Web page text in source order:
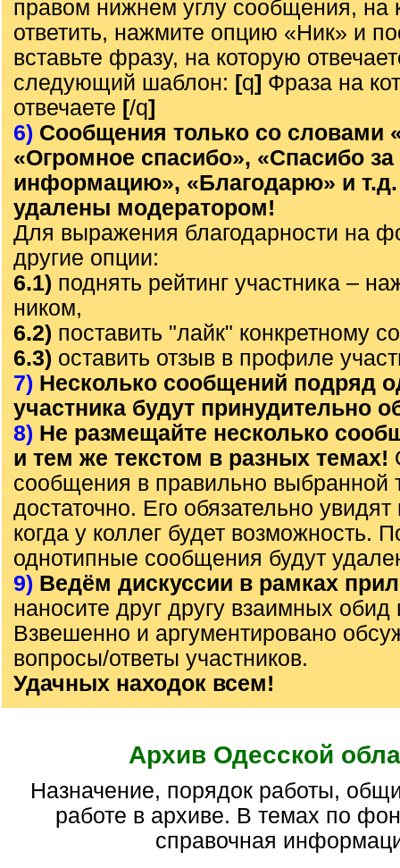
правом нижнем углу сообщения, на
ответить, нажмите опцию «Ник» и
вставьте фразу, на которую
следующий шаблон: [q] Фраза на
отвечаете [/q]
6) Сообщения только со словами
«Огромное спасибо», «Спасибо за
информацию», «Благодарю» и т.д.
удалены модератором!
Для выражения благодарности на
другие опции:
6.1) поднять рейтинг участника –
ником,
6.2) поставить "лайк" конкретному
6.3) оставить отзыв в профиле
7) Несколько сообщений подряд
участника будут принудительно
8) Не размещайте несколько
и тем же текстом в разных темах!
сообщения в правильно выбранной
достаточно. Его обязательно
когда у коллег будет возможность.
однотипные сообщения будут
9) Ведём дискуссии в рамках
наносите друг другу взаимных обид
Взвешенно и аргументировано
вопросы/ответы участников.
Удачных находок всем!
Архив Одесской
Назначение, порядок работы, общие вопросы по
работе в архиве. В темах по
справочная